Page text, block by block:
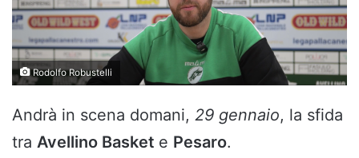
Rodolfo Robustelli
Andrà in scena domani, 29 gennaio, la sfida
tra Avellino Basket e Pesaro.